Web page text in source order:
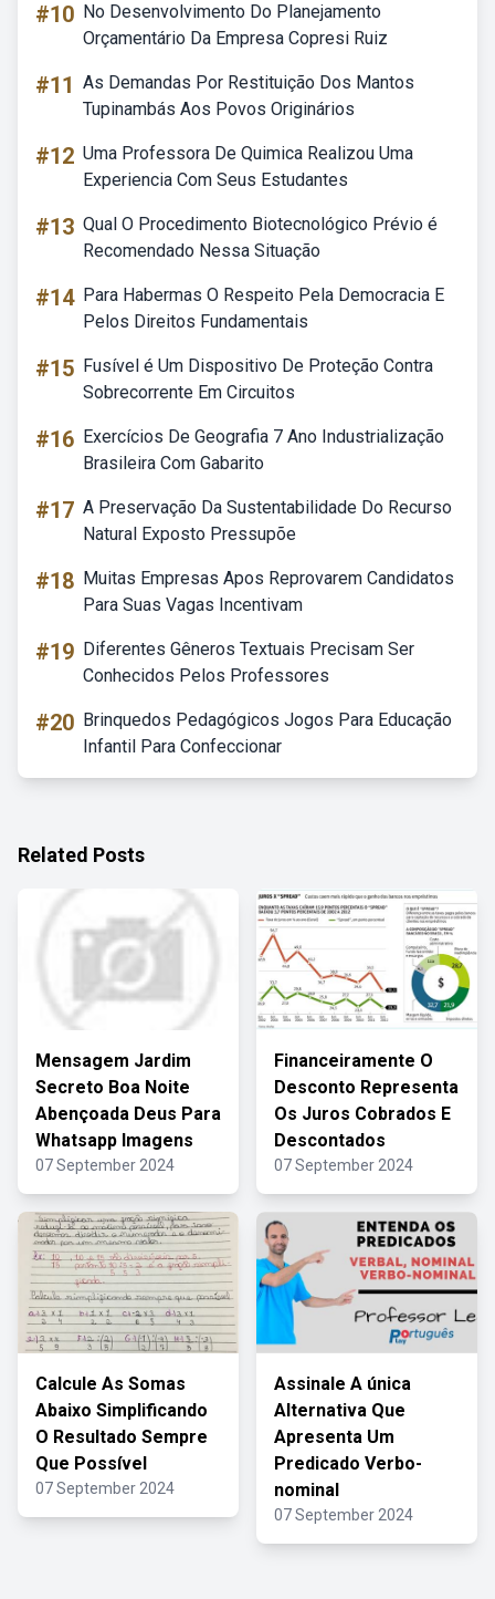
#10 No Desenvolvimento Do Planejamento
Orçamentário Da Empresa Copresi Ruiz
#11 As Demandas Por Restituição Dos Mantos
Tupinambás Aos Povos Originários
#12 Uma Professora De Quimica Realizou Uma
Experiencia Com Seus Estudantes
#13 Qual O Procedimento Biotecnológico Prévio é
Recomendado Nessa Situação
#14 Para Habermas O Respeito Pela Democracia E
Pelos Direitos Fundamentais
#15 Fusível é Um Dispositivo De Proteção Contra
Sobrecorrente Em Circuitos
#16 Exercícios De Geografia 7 Ano Industrialização
Brasileira Com Gabarito
#17 A Preservação Da Sustentabilidade Do Recurso
Natural Exposto Pressupõe
#18 Muitas Empresas Apos Reprovarem Candidatos
Para Suas Vagas Incentivam
#19 Diferentes Gêneros Textuais Precisam Ser
Conhecidos Pelos Professores
#20 Brinquedos Pedagógicos Jogos Para Educação
Infantil Para Confeccionar
Related Posts
Mensagem Jardim
Secreto Boa Noite
Abençoada Deus Para
Whatsapp Imagens
07 September 2024
Financeiramente O
Desconto Representa
Os Juros Cobrados E
Descontados
07 September 2024
Calcule As Somas
Abaixo Simplificando
O Resultado Sempre
Que Possível
07 September 2024
Assinale A única
Alternativa Que
Apresenta Um
Predicado Verbo-
nominal
07 September 2024